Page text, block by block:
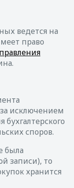
ведется на
право
исключением
споров.
была
записи), то
хранится